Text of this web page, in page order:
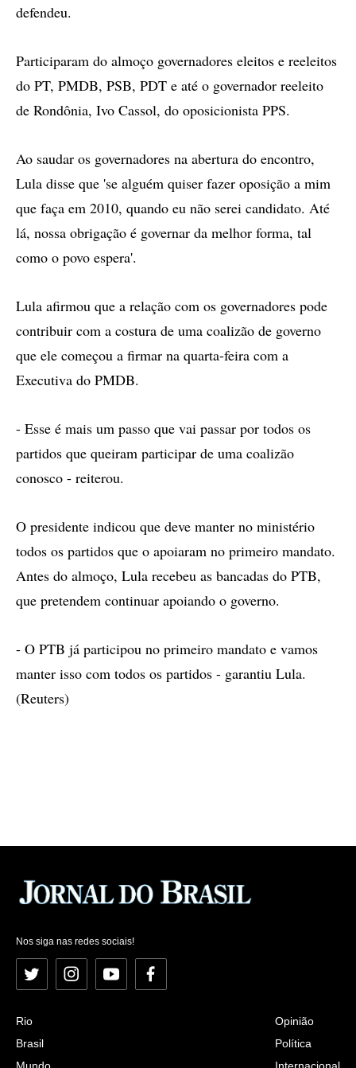
defendeu.
Participaram do almoço governadores eleitos e reeleitos
do PT, PMDB, PSB, PDT e até o governador reeleito
de Rondônia, Ivo Cassol, do oposicionista PPS.
Ao saudar os governadores na abertura do encontro,
Lula disse que 'se alguém quiser fazer oposição a mim
que faça em 2010, quando eu não serei candidato. Até
lá, nossa obrigação é governar da melhor forma, tal
como o povo espera'.
Lula afirmou que a relação com os governadores pode
contribuir com a costura de uma coalizão de governo
que ele começou a firmar na quarta-feira com a
Executiva do PMDB.
- Esse é mais um passo que vai passar por todos os
partidos que queiram participar de uma coalizão
conosco - reiterou.
O presidente indicou que deve manter no ministério
todos os partidos que o apoiaram no primeiro mandato.
Antes do almoço, Lula recebeu as bancadas do PTB,
que pretendem continuar apoiando o governo.
- O PTB já participou no primeiro mandato e vamos
manter isso com todos os partidos - garantiu Lula.
(Reuters)
Nos siga nas redes sociais!
Twitter InstagramYouTubeFacebook
Rio
Brasil
Mundo
Opinião
Política
Internacional